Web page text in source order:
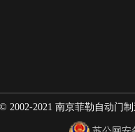
2002-2021 南京菲勒自动门